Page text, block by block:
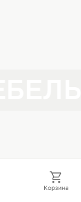
Корзина